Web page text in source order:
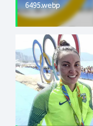
6495.webp